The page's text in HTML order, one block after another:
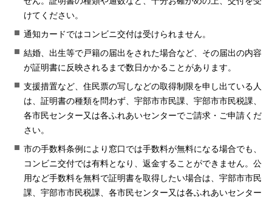
けてください。
通知カードではコンビニ交付は受けられません。
結婚、出生等で戸籍の届出をされた場合など、その届出の内容
が証明書に反映されるまで数日かかることがあります。
支援措置など、住民票の写しなどの取得制限を申し出ている人
は、証明書の種類を問わず、宇部市市民課、宇部市市民税課、
各市民センター又は各ふれあいセンターでご請求・ご申請くだ
さい。
市の手数料条例により窓口では手数料が無料になる場合でも、
コンビニ交付では有料となり、返金することができません。公
用など手数料を無料で証明書を取得したい場合は、宇部市市民
課、宇部市市民税課、各市民センター又は各ふれあいセンター